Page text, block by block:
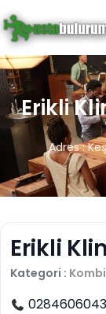
Erikli
Adres :
Erikli
Kategori :